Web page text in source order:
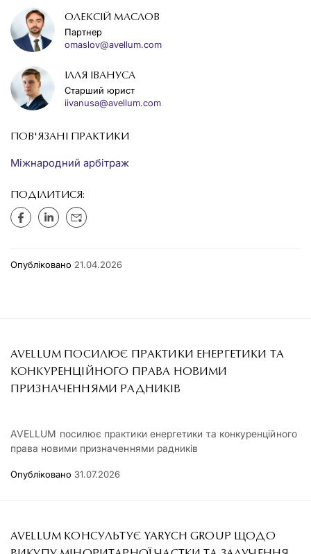
ОЛЕКСІЙ МАСЛОВ
Партнер
omaslov@avellum.com
ІЛЛЯ ІВАНУСА
Старший юрист
iivanusa@avellum.com
ПОВ'ЯЗАНІ ПРАКТИКИ
Міжнародний арбітраж
ПОДІЛИТИСЯ:
Опубліковано 21.04.2026
AVELLUM ПОСИЛЮЄ ПРАКТИКИ ЕНЕРГЕТИКИ ТА
КОНКУРЕНЦІЙНОГО ПРАВА НОВИМИ
ПРИЗНАЧЕННЯМИ РАДНИКІВ
AVELLUM посилює практики енергетики та конкуренційного
права новими призначеннями радників
Опубліковано 31.07.2026
AVELLUM КОНСУЛЬТУЄ YARYCH GROUP ЩОДО